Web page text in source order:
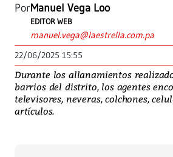
PorManuel Vega Loo
EDITOR WEB
manuel.vega@laestrella.com.pa
22/06/2025 15:55
Durante los allanamientos
barrios del distrito, los agentes
televisores, neveras, colchones,
artículos.